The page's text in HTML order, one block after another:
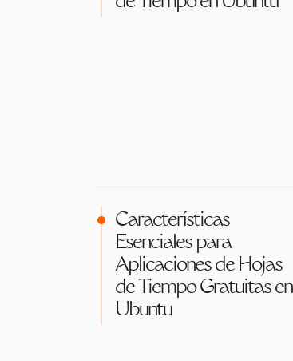
Características
Esenciales para
Aplicaciones de Hojas
de Tiempo Gratuitas en
Ubuntu